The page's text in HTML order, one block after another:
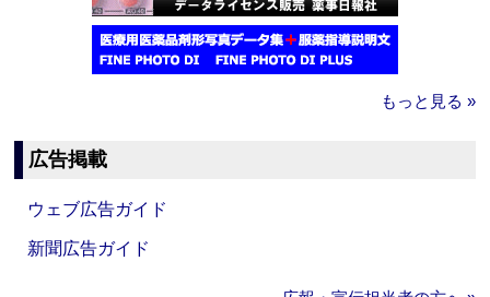
もっと見る »
広告掲載
ウェブ広告ガイド
新聞広告ガイド